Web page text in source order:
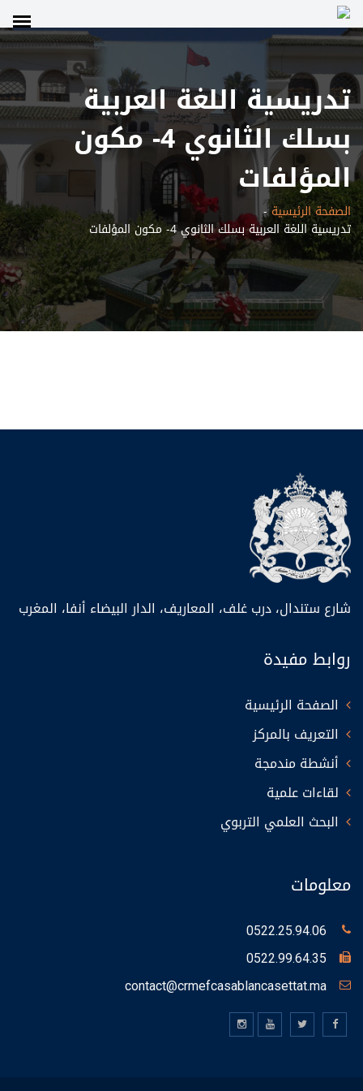
تدريسية اللغة العربية
بسلك الثانوي 4- مكون
المؤلفات
الصفحة الرئيسية-
تدريسية اللغة العربية بسلك الثانوي 4- مكون المؤلفات
شارع ستندال، درب غلف، المعاريف، الدار البيضاء أنفا، المغرب
روابط مفيدة
الصفحة الرئيسية
التعريف بالمركز
أنشطة مندمجة
لقاءات علمية
البحث العلمي التربوي
معلومات
0522.25.94.06
0522.99.64.35
contact@crmefcasablancasettat.ma